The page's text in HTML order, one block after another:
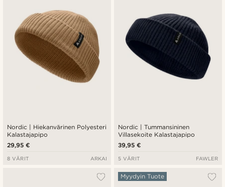
Nordic | Hiekanvärinen Polyesteri
Kalastajapipo
29,95 €
8 VÄRIT ARKAI
Nordic | Tummansininen
Villasekoite Kalastajapipo
39,95 €
5 VÄRIT FAWLER
Myydyin Tuote